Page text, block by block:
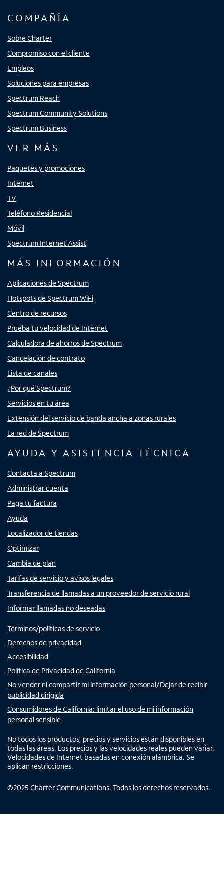
COMPAÑÍA
Sobre Charter
Compromiso con el cliente
Empleos
Soluciones para empresas
Spectrum Reach
Spectrum Community Solutions
Spectrum Business
VER MÁS
Paquetes y promociones
Internet
TV
Teléfono Residencial
Móvil
Spectrum Internet Assist
MÁS INFORMACIÓN
Aplicaciones de Spectrum
Hotspots de Spectrum WiFi
Centro de recursos
Prueba tu velocidad de Internet
Calculadora de ahorros de Spectrum
Cancelación de contrato
Lista de canales
¿Por qué Spectrum?
Servicios en tu área
Extensión del servicio de banda ancha a zonas rurales
La red de Spectrum
AYUDA Y ASISTENCIA TÉCNICA
Contacta a Spectrum
Administrar cuenta
Paga tu factura
Ayuda
Localizador de tiendas
Optimizar
Cambia de plan
Tarifas de servicio y avisos legales
Transferencia de llamadas a un proveedor de servicio rural
Informar llamadas no deseadas
Términos/políticas de servicio
Derechos de privacidad
Accesibilidad
Política de Privacidad de California
No vender ni compartir mi información personal/Dejar de recibir
publicidad dirigida
Consumidores de California: limitar el uso de mi información
personal sensible
No todos los productos, precios y servicios están disponibles en
todas las áreas. Los precios y las velocidades reales pueden variar.
Velocidades de Internet basadas en conexión alámbrica. Se
aplican restricciones.
©2025 Charter Communications. Todos los derechos reservados.